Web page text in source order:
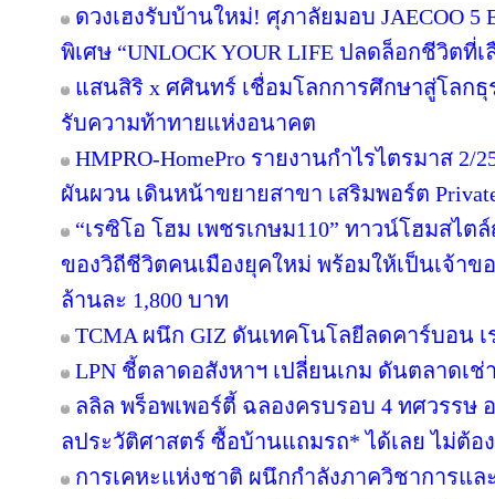
ดวงเฮงรับบ้านใหม่! ศุภาลัยมอบ JAECOO
พิเศษ “UNLOCK YOUR LIFE ปลดล็อกชีวิตที่เ
แสนสิริ x ศศินทร์ เชื่อมโลกการศึกษาสู่โลกธุ
รับความท้าทายแห่งอนาคต
HMPRO-HomePro รายงานกำไรไตรมาส 2/
ผันผวน เดินหน้าขยายสาขา เสริมพอร์ต
“เรซิโอ โฮม เพชรเกษม110” ทาวน์โฮมสไ
ของวิถีชีวิตคนเมืองยุคใหม่ พร้อมให้เป็นเจ้าข
ล้านละ 1,800 บาท
TCMA ผนึก GIZ ดันเทคโนโลยีลดคาร์บอน เ
LPN ชี้ตลาดอสังหาฯ เปลี่ยนเกม ดันตลาดเ
ลลิล พร็อพเพอร์ตี้ ฉลองครบรอบ 4 ทศวรรษ
ลประวัติศาสตร์ ซื้อบ้านแถมรถ* ได้เลย ไม่ต้อ
การเคหะแห่งชาติ ผนึกกำลังภาควิชาการแ